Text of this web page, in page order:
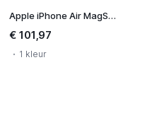
Apple iPhone Air MagSafe Battery
€ 101,97
1 kleur